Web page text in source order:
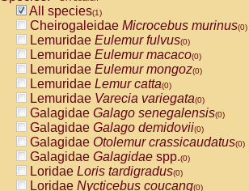
All species(1)
Cheirogaleidae Microcebus murinus(0)
Lemuridae Eulemur fulvus(0)
Lemuridae Eulemur macaco(0)
Lemuridae Eulemur mongoz(0)
Lemuridae Lemur catta(0)
Lemuridae Varecia variegata(0)
Galagidae Galago senegalensis(0)
Galagidae Galago demidovii(0)
Galagidae Otolemur crassicaudatus(0)
Galagidae Galagidae spp.(0)
Loridae Loris tardigradus(0)
Loridae Nycticebus coucang(0)